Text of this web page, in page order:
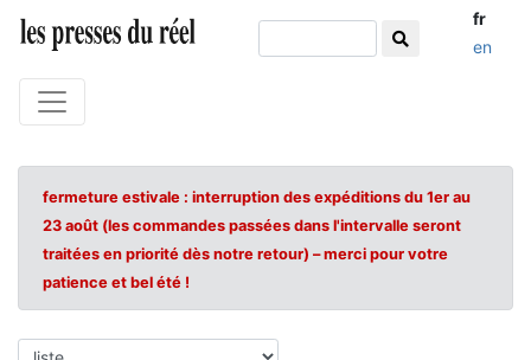
fr
en
fermeture estivale : interruption des expéditions du 1er au
23 août (les commandes passées dans l'intervalle seront
traitées en priorité dès notre retour) – merci pour votre
patience et bel été !